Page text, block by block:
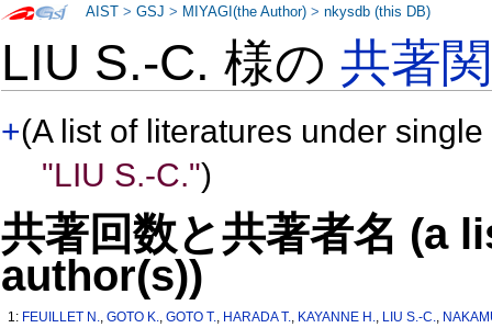
LIU S.-C. 様の共著
+(A list of literatures under
"LIU S.-C.")
共著回数と共著者名 (a
author(s))
1: FEUILLET N.,GOTO K.,GOTO T., HARADA T., KAYANNE H., LIU S.-C.,
AIST >GSJ > MIYAGI(the Author) >nkysdb (this DB)